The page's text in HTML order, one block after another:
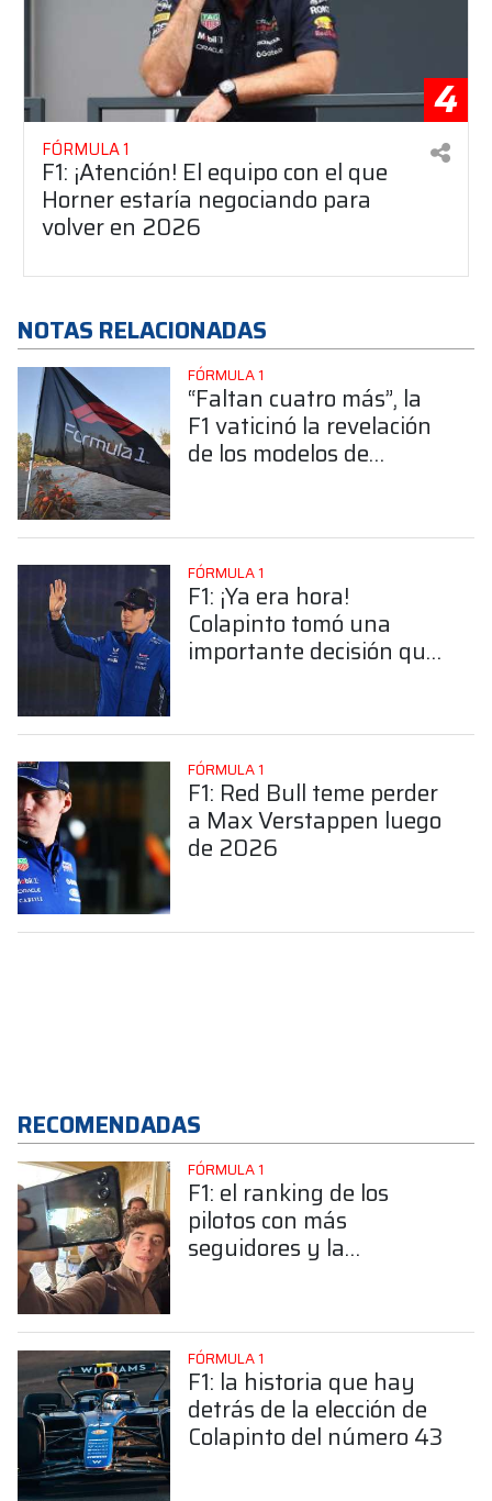
4
FÓRMULA 1
F1: ¡Atención! El equipo con el que
Horner estaría negociando para
volver en 2026
NOTAS RELACIONADAS
FÓRMULA 1
“Faltan cuatro más”, la
F1 vaticinó la revelación
de los modelos de
FÓRMULA 1
F1: ¡Ya era hora!
Colapinto tomó una
importante decisión que
FÓRMULA 1
F1: Red Bull teme perder
a Max Verstappen luego
de 2026
RECOMENDADAS
FÓRMULA 1
F1: el ranking de los
pilotos con más
seguidores y la
FÓRMULA 1
F1: la historia que hay
detrás de la elección de
Colapinto del número 43